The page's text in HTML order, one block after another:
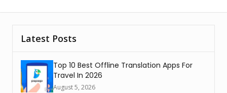
Latest Posts
Top 10 Best Offline Translation Apps For
Travel In 2026
August 5, 2026